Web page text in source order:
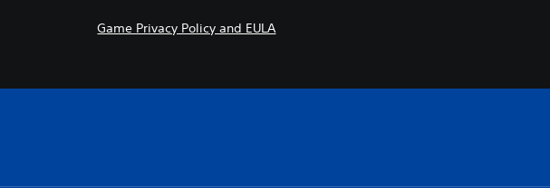
Game Privacy Policy and EULA